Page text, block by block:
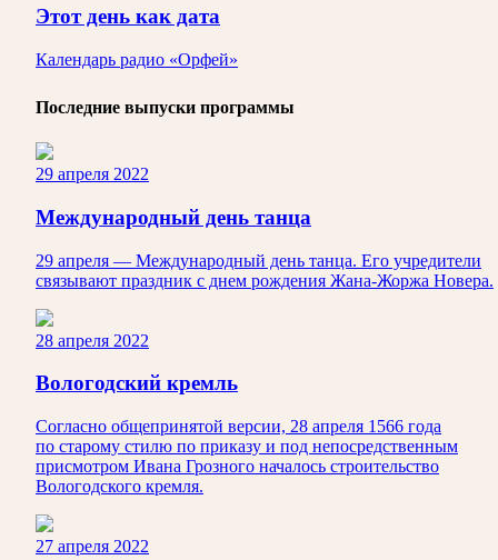
Этот день как дата
Календарь радио «Орфей»
Последние выпуски программы
29 апреля 2022
Международный день танца
29 апреля — Международный день танца. Его учредители
связывают праздник с днем рождения Жана-Жоржа Новера.
28 апреля 2022
Вологодский кремль
Согласно общепринятой версии, 28 апреля 1566 года
по старому стилю по приказу и под непосредственным
присмотром Ивана Грозного началось строительство
Вологодского кремля.
27 апреля 2022